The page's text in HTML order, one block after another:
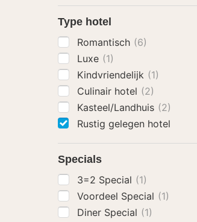
Type hotel
Romantisch (6)
Luxe (1)
Kindvriendelijk (1)
Culinair hotel (2)
Kasteel/Landhuis (2)
Rustig gelegen hotel
Specials
3=2 Special (1)
Voordeel Special (1)
Diner Special (1)